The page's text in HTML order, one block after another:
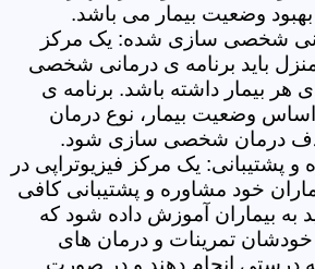
بهبود وضعیت بیمار می باشد.
شخصی سازی شده: یک مرکز
منزل باید برنامه ی درمانی شخصی
هر بیمار داشته باشد. برنامه ی
اساس وضعیت بیمار، نوع درمان
هدف درمان شخصی سازی شود.
و پشتیبانی: یک مرکز فیزیوتراپی در
خود مشاوره و پشتیبانی کافی
به بیماران آموزش داده شود که
خودشان تمرینات و درمان های
به درستی انجام دهند و در صورت